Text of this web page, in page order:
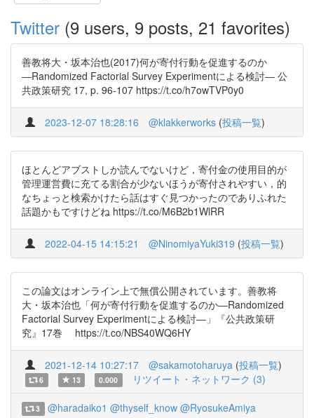
Twitter (9 users, 9 posts, 21 favorites)
善教将大・坂本治也(2017)何が寄付行動を促進するのか
―Randomized Factorial Survey Experimentによる検討― 公
共政策研究 17, p. 96-107 https://t.co/h7owTVP0y0
2023-12-07 18:28:16 @klakkerworks (投稿一覧)
ほとんどアブストしか読んでないけど，寄付金の使用目的が
管理運営費に充てる割合が少ないほうが寄付されやすい，的
なちょっと検索かけたら話はすぐ見つかったのでありふれた
話題かもですけどね https://t.co/M6B2b1WlRR
2022-04-15 14:15:21 @NinomiyaYuki319 (投稿一覧)
この論文はオンライン上で無償公開されています。善教将
大・坂本治也「何が寄付行動を促進するのか―Randomized
Factorial Survey Experimentによる検討―」『公共政策研
究』17巻 https://t.co/NBS40WQ6HY
2021-12-14 10:27:17 @sakamotoharuya (投稿一覧)
6 13 0.000 リツイート・ネットワーク (3)
3 @haradaiko1 @thyself_know @RyosukeAmiya